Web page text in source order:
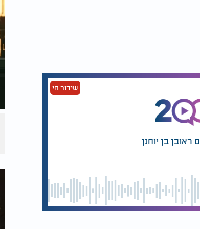
היה שונה לחלוטין מזה של כלב.
בגלוי והעימותים התכופים
הדרך. לעומת זאת, סכנתו של כלב
במשך זמן השתיקה הממושך
הטהור ויושפע חלילה, ולו במעט,
שידור חי
בן יוחנן